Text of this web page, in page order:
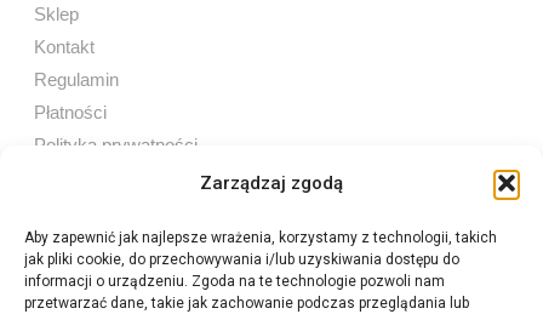
Zarządzaj zgodą
Aby zapewnić jak najlepsze wrażenia, korzystamy z technologii, takich
jak pliki cookie, do przechowywania i/lub uzyskiwania dostępu do
informacji o urządzeniu. Zgoda na te technologie pozwoli nam
przetwarzać dane, takie jak zachowanie podczas przeglądania lub
Sklep
Kontakt
Regulamin
Płatności
Polityka prywatności
Sprzedaż internetowa
Tel:605 603 753